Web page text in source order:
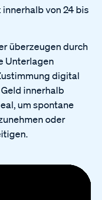
innerhalb von 24 bis
überzeugen durch
Unterlagen
digital
innerhalb
um spontane
oder